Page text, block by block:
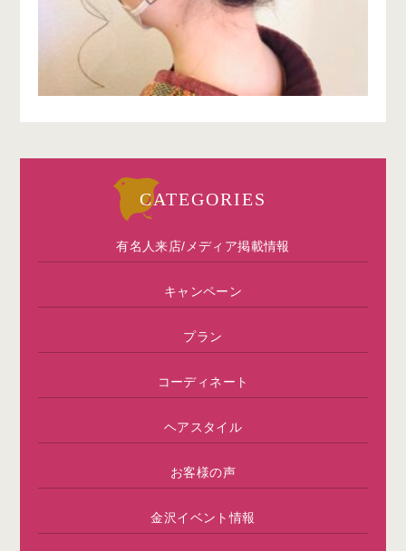
CATEGORIES
有名人来店/メディア掲載情報
キャンペーン
プラン
コーディネート
ヘアスタイル
お客様の声
金沢イベント情報